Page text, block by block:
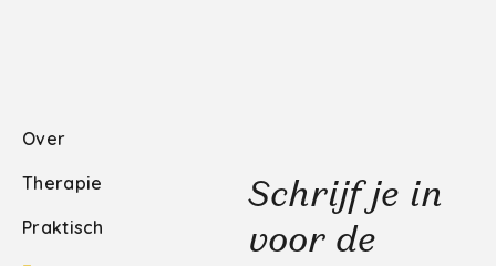
Over
Therapie
Praktisch
Schrijf je in
voor de